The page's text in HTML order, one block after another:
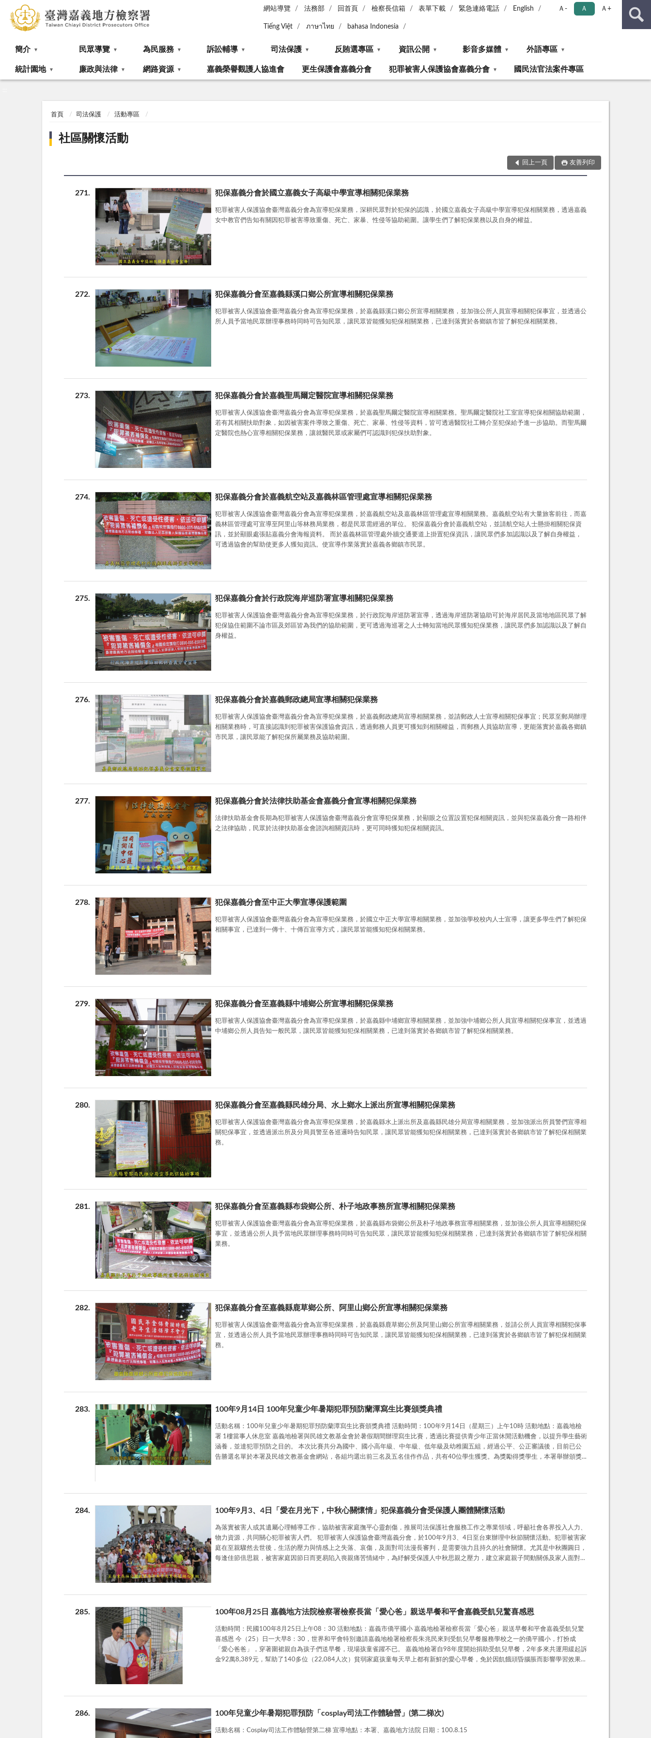
網站導覽 法務部 回首頁 檢察長信箱 表單下載 緊急連絡電話 English
Tiếng Việt ภาษาไทย bahasa Indonesia
Ａ- Ａ Ａ+
簡介 民眾導覽 為民服務 訴訟輔導 司法保護 反賄選專區 資訊公開 影音多媒體 外語專區
統計園地 廉政與法律 網路資源 嘉義榮譽觀護人協進會 更生保護會嘉義分會 犯罪被害人保護協會嘉義分會 國民法官法案件專區
首頁 司法保護 活動專區
社區關懷活動
回上一頁 友善列印
271 犯保嘉義分會於國立嘉義女子高級中學宣導相關犯保業務
犯罪被害人保護協會臺灣嘉義分會為宣導犯保業務，深耕民眾對於犯保的認識，於國立嘉義女子高級中學宣導犯保相關業務，透過嘉義
女中教官們告知有關因犯罪被害導致重傷、死亡、家暴、性侵等協助範圍。讓學生們了解犯保業務以及自身的權益。
272 犯保嘉義分會至嘉義縣溪口鄉公所宣導相關犯保業務
犯罪被害人保護協會臺灣嘉義分會為宣導犯保業務，於嘉義縣溪口鄉公所宣導相關業務，並加強公所人員宣導相關犯保事宜，並透過公
所人員予當地民眾辦理事務時同時可告知民眾，讓民眾皆能獲知犯保相關業務，已達到落實於各鄉鎮市皆了解犯保相關業務。
273 犯保嘉義分會於嘉義聖馬爾定醫院宣導相關犯保業務
犯罪被害人保護協會臺灣嘉義分會為宣導犯保業務，於嘉義聖馬爾定醫院宣導相關業務。聖馬爾定醫院社工室宣導犯保相關協助範圍，
若有其相關扶助對象，如因被害案件導致之重傷、死亡、家暴、性侵等資料，皆可透過醫院社工轉介至犯保給予進一步協助。而聖馬爾
定醫院也熱心宣導相關犯保業務，讓就醫民眾或家屬們可認識到犯保扶助對象。
274 犯保嘉義分會於嘉義航空站及嘉義林區管理處宣導相關犯保業務
犯罪被害人保護協會臺灣嘉義分會為宣導犯保業務，於嘉義航空站及嘉義林區管理處宣導相關業務。嘉義航空站有大量旅客前往，而嘉
義林區管理處可宣導至阿里山等林務局業務，都是民眾需經過的單位。 犯保嘉義分會於嘉義航空站，並請航空站人士懸掛相關犯保資
訊，並於顯眼處張貼嘉義分會海報資料。 而於嘉義林區管理處外牆交通要道上掛置犯保資訊，讓民眾們多加認識以及了解自身權益，
可透過協會的幫助使更多人獲知資訊。使宣導作業落實於嘉義各鄉鎮市民眾。
275 犯保嘉義分會於行政院海岸巡防署宣導相關犯保業務
犯罪被害人保護協會臺灣嘉義分會為宣導犯保業務，於行政院海岸巡防署宣導，透過海岸巡防署協助可於海岸居民及當地地區民眾了解
犯保協住範圍不論市區及郊區皆為我們的協助範圍，更可透過海巡署之人士轉知當地民眾獲知犯保業務，讓民眾們多加認識以及了解自
身權益。
276 犯保嘉義分會於嘉義郵政總局宣導相關犯保業務
犯罪被害人保護協會臺灣嘉義分會為宣導犯保業務，於嘉義郵政總局宣導相關業務，並請郵政人士宣導相關犯保事宜；民眾至郵局辦理
相關業務時，可直接認識到犯罪被害保護協會資訊，透過郵務人員更可獲知到相關權益，而郵務人員協助宣導，更能落實於嘉義各鄉鎮
市民眾，讓民眾能了解犯保所屬業務及協助範圍。
277 犯保嘉義分會於法律扶助基金會嘉義分會宣導相關犯保業務
法律扶助基金會長期為犯罪被害人保護協會臺灣嘉義分會宣導犯保業務，於顯眼之位置設置犯保相關資訊，並與犯保嘉義分會一路相伴
之法律協助，民眾於法律扶助基金會諮詢相關資訊時，更可同時獲知犯保相關資訊。
278 犯保嘉義分會至中正大學宣導保護範圍
犯罪被害人保護協會臺灣嘉義分會為宣導犯保業務，於國立中正大學宣導相關業務，並加強學校校內人士宣導，讓更多學生們了解犯保
相關事宜，已達到一傳十、十傳百宣導方式，讓民眾皆能獲知犯保相關業務。
279 犯保嘉義分會至嘉義縣中埔鄉公所宣導相關犯保業務
犯罪被害人保護協會臺灣嘉義分會為宣導犯保業務，於嘉義縣中埔鄉宣導相關業務，並加強中埔鄉公所人員宣導相關犯保事宜，並透過
中埔鄉公所人員告知一般民眾，讓民眾皆能獲知犯保相關業務，已達到落實於各鄉鎮市皆了解犯保相關業務。
280 犯保嘉義分會至嘉義縣民雄分局、水上鄉水上派出所宣導相關犯保業務
犯罪被害人保護協會臺灣嘉義分會為宣導犯保業務，於嘉義縣水上派出所及嘉義縣民雄分局宣導相關業務，並加強派出所員警們宣導相
關犯保事宜，並透過派出所及分局員警至各巡邏時告知民眾，讓民眾皆能獲知犯保相關業務，已達到落實於各鄉鎮市皆了解犯保相關業
務。
281 犯保嘉義分會至嘉義縣布袋鄉公所、朴子地政事務所宣導相關犯保業務
犯罪被害人保護協會臺灣嘉義分會為宣導犯保業務，於嘉義縣布袋鄉公所及朴子地政事務宣導相關業務，並加強公所人員宣導相關犯保
事宜，並透過公所人員予當地民眾辦理事務時同時可告知民眾，讓民眾皆能獲知犯保相關業務，已達到落實於各鄉鎮市皆了解犯保相關
業務。
282 犯保嘉義分會至嘉義縣鹿草鄉公所、阿里山鄉公所宣導相關犯保業務
犯罪被害人保護協會臺灣嘉義分會為宣導犯保業務，於嘉義縣鹿草鄉公所及阿里山鄉公所宣導相關業務，並請公所人員宣導相關犯保事
宜，並透過公所人員予當地民眾辦理事務時同時可告知民眾，讓民眾皆能獲知犯保相關業務，已達到落實於各鄉鎮市皆了解犯保相關業
務。
283 100年9月14日 100年兒童少年暑期犯罪預防蘭潭寫生比賽頒獎典禮
活動名稱：100年兒童少年暑期犯罪預防蘭潭寫生比賽頒獎典禮 活動時間：100年9月14日（星期三）上午10時 活動地點：嘉義地檢
署 1樓當事人休息室 嘉義地檢署與民雄文教基金會於暑假期間辦理寫生比賽，透過比賽提供青少年正當休閒活動機會，以提升學生藝術
涵養，並達犯罪預防之目的。 本次比賽共分為國中、國小高年級、中年級、低年級及幼稚園五組，經過公平、公正審議後，目前已公
告勝選名單於本署及民雄文教基金會網站，各組均選出前三名及五名佳作作品，共有40位學生獲獎。為獎勵得獎學生，本署舉辦頒獎
284 100年9月3、4日「愛在月光下，中秋心關懷情」犯保嘉義分會受保護人團體關懷活動
為落實被害人或其遺屬心理輔導工作，協助被害家庭撫平心靈創傷，推展司法保護社會服務工作之專業領域，呼籲社會各界投入人力、
物力資源，共同關心犯罪被害人們。 犯罪被害人保護協會臺灣嘉義分會，於100年9月3、4日至台東辦理中秋節關懷活動。犯罪被害家
庭在至親驟然去世後，生活的壓力與情感上之失落、哀傷，及面對司法漫長審判，是需要強力且持久的社會關懷。尤其是中秋團圓日，
每逢佳節倍思親，被害家庭因節日而更易陷入喪親痛苦情緒中，為紓解受保護人中秋思親之壓力，建立家庭親子間動關係及家人面對悲
285 100年08月25日 嘉義地方法院檢察署檢察長當「愛心爸」親送早餐和平會嘉義受飢兒驚喜感恩
活動時間：民國100年8月25日上午08：30 活動地點：嘉義市僑平國小 嘉義地檢署檢察長當「愛心爸」親送早餐和平會嘉義受飢兒驚
喜感恩 今（25）日一大早8：30，世界和平會特別邀請嘉義地檢署檢察長朱兆民來到受飢兒早餐服務學校之一的僑平國小，打扮成
「愛心爸爸」，穿著圍裙親自為孩子們送早餐，現場孩童雀躍不已。 嘉義地檢署自98年度開始捐助受飢兒早餐，2年多來共運用緩起訴
金92萬8,389元，幫助了140多位（22,084人次）貧弱家庭孩童每天早上都有新鮮的愛心早餐，免於因飢餓頭昏腦脹而影響學習效果。
玉，邀請更多人加入捐助受飢兒的行列。 小朋友們也特別合力製作了特大號感恩卡，感謝嘉義地檢署與嘉義愛心捐助人的愛心！檢察
餐服務。
286 100年兒童少年暑期犯罪預防「cosplay司法工作體驗營」(第二梯次)
活動名稱：Cosplay司法工作體驗營第二梯 宣導地點：本署、嘉義地方法院 日期：100.8.15